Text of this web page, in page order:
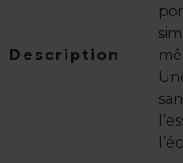
Description